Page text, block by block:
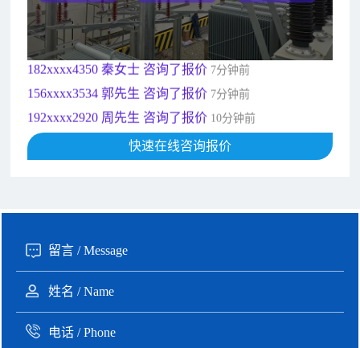
181xxxx7531 苟先生 咨询了报价
182xxxx4350 秦女士 咨询了报价7分钟前
156xxxx3534 郭先生 咨询了报价 7分钟前
192xxxx2920 周先生 咨询了报价 10分钟前
189xxxx6562 王先生 咨询了报价 1秒前
190xxxx3508 徐女士 咨询了报价5秒前
快速在线咨询报价